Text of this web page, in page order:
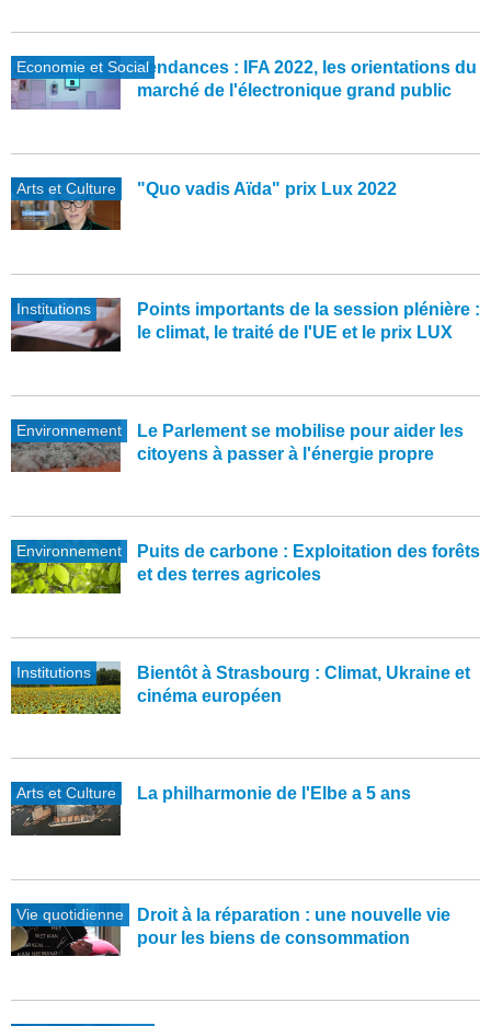
Economie et SocialTendances : IFA 2022, les orientations du
marché de l'électronique grand public
Arts et Culture "Quo vadis Aïda" prix Lux 2022
Institutions
Points importants de la session plénière :
le climat, le traité de l'UE et le prix LUX
Environnement
Le Parlement se mobilise pour aider les
citoyens à passer à l'énergie propre
Environnement
Puits de carbone : Exploitation des forêts
et des terres agricoles
Institutions
Bientôt à Strasbourg : Climat, Ukraine et
cinéma européen
Arts et Culture La philharmonie de l'Elbe a 5 ans
Vie quotidienne
Droit à la réparation : une nouvelle vie
pour les biens de consommation